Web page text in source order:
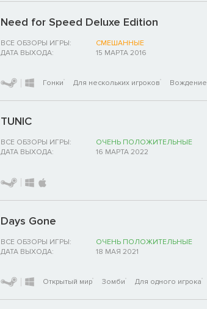
Need for Speed Deluxe Edition
ВСЕ ОБЗОРЫ ИГРЫ:
СМЕШАННЫЕ
ДАТА ВЫХОДА:
15 МАРТА 2016
Гонки Для нескольких игроков Вождение
TUNIC
ВСЕ ОБЗОРЫ ИГРЫ:
ОЧЕНЬ ПОЛОЖИТЕЛЬНЫЕ
ДАТА ВЫХОДА:
16 МАРТА 2022
Days Gone
ВСЕ ОБЗОРЫ ИГРЫ:
ОЧЕНЬ ПОЛОЖИТЕЛЬНЫЕ
ДАТА ВЫХОДА:
18 МАЯ 2021
Открытый мир Зомби Для одного игрока